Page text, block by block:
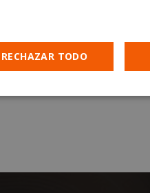
RECHAZAR TODO
de
Cookies de